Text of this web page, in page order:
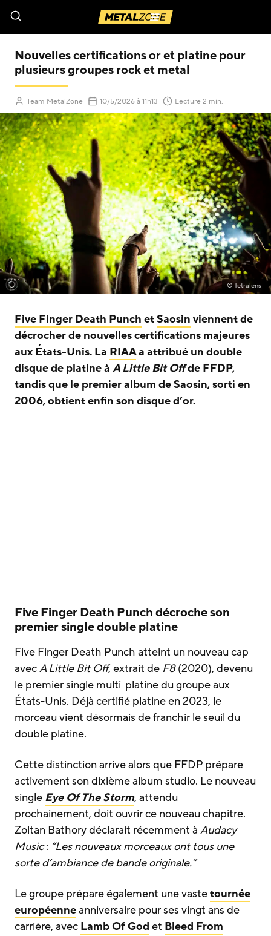
Menu
Nouvelles certifications or et platine pour
plusieurs groupes rock et metal
Team MetalZone 10/5/2026(Mis à jour le)
à 11h13 Lecture 2 min.
© Tetralens
Five Finger Death Punch etSaosin viennent de
décrocher de nouvelles certifications majeures
aux États-Unis. La RIAAa attribué un double
disque de platine à A Little Bit Offde FFDP,
tandis que le premier album de Saosin, sorti en
2006, obtient enfin son disque d’or.
Five Finger Death Punch décroche son
premier single double platine
Five Finger Death Punch atteint un nouveau cap
avecA Little Bit Off, extrait de F8(2020), devenu
le premier single multi-platine du groupe aux
États-Unis. Déjà certifié platine en 2023, le
morceau vient désormais de franchir le seuil du
double platine.
Cette distinction arrive alors que FFDP prépare
activement son dixième album studio. Le nouveau
single Eye Of The Storm, attendu
prochainement, doit ouvrir ce nouveau chapitre.
Zoltan Bathory déclarait récemment à Audacy
Music: “Les nouveaux morceaux ont tous une
sorte d’ambiance de bande originale.”
Le groupe prépare également une vastetournée
européenneanniversaire pour ses vingt ans de
carrière, avec Lamb Of God et Bleed From